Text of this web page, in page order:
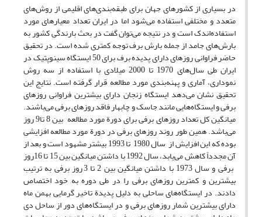
در بسیاری از کشورهای جهان برای طبقه‌بندی‌های اقلیمی از روش‌های
متعدد و مختلفی استفاده می‌شود اما در ایران تعداد معیارهای مورد
استفاده‌اندک است و در نتیجه می‌توان گفت در بحث بارندگی کشور به
بارش‌های جامد از جمله بارش برف توجه کمتری شده است. در تحقیق
حاضر فراوانی روزهای دارای پدیده برف برای 50 ایستگاه سینوپتیک در
ایران طی سال‌های 1970 تا 2000 میلادی با استفاده از سه روش
نموداری، آماری و پهنه‌بندی مورد مطالعه قرار گرفته است. نتایج این
تحقیق نشان می‌دهد ایستگاه زنجان دارای بیشترین فراوانی روزهای
برفی و ایستگاه‌هایی مانند جاسک و چابهار فاقد روزهای برفی می‌باشند.
میانگین کل تعداد روزهای برفی برای دورة مورد مطالعه بین 8 تا9 روز
می‌باشد. همین طور روند روزهای برفی در دورة مورد مطالعه افزایشی
بوده که این افزایش از سال 1980 تا 1993 بیشتر مشهود است و بعد از
آن مجدداً کاهش می‌یابد، سال 1992 با داشتن میانگین بین 15 تا 16روز
برفی و سال 1973 با داشتن میانگین بین 2 تا 3 روز برفی به ترتیب
بیشترین و کمترین روزهای برفی را در طی دوره به خود اختصاص
دادند. در ایستگاه‌های ساحلی به دلیل پدیدة تاخیر گرمایی بهمن ماه
دارای بیشترین شمار روزهای برفی و در ایستگاه‌های دور از ساحل دی